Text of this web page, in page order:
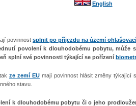
English
povinnost splnit po příjezdu na území
povolení k dlouhodobému pobytu, může
splní své povinnosti týkající se pořízení
tak ze zemí EU mají povinnost hlásit změny týkající
stavu.
k dlouhodobému pobytu či o jeho